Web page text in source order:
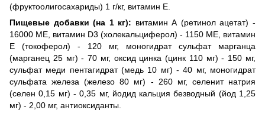
(фруктоолигосахариды) 1 г/кг, витамин Е.
Пищевые добавки (на 1 кг): витамин А (ретинол ацетат) -
16000 МЕ, витамин D3 (холекальциферол) - 1150 МЕ, витамин
Е (токоферол) - 120 мг, моногидрат сульфат марганца
(марганец 25 мг) - 70 мг, оксид цинка (цинк 110 мг) - 150 мг,
сульфат меди пентагидрат (медь 10 мг) - 40 мг, моногидрат
сульфата железа (железо 80 мг) - 260 мг, селенит натрия
(селен 0,15 мг) - 0,35 мг, йодид кальция безводный (йод 1,25
мг) - 2,00 мг, антиоксиданты.